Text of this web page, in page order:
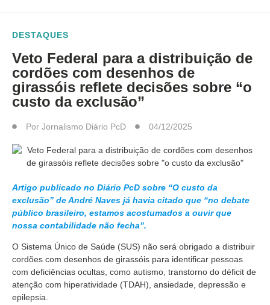
DESTAQUES
Veto Federal para a distribuição de
cordões com desenhos de
girassóis reflete decisões sobre “o
custo da exclusão”
Por Jornalismo Diário PcD 04/12/2025
Artigo publicado no Diário PcD sobre “O custo da
exclusão” de André Naves já havia citado que “no debate
público brasileiro, estamos acostumados a ouvir que
nossa contabilidade não fecha”.
O Sistema Único de Saúde (SUS) não será obrigado a distribuir
cordões com desenhos de girassóis para identificar pessoas
com deficiências ocultas, como autismo, transtorno do déficit de
atenção com hiperatividade (TDAH), ansiedade, depressão e
epilepsia.